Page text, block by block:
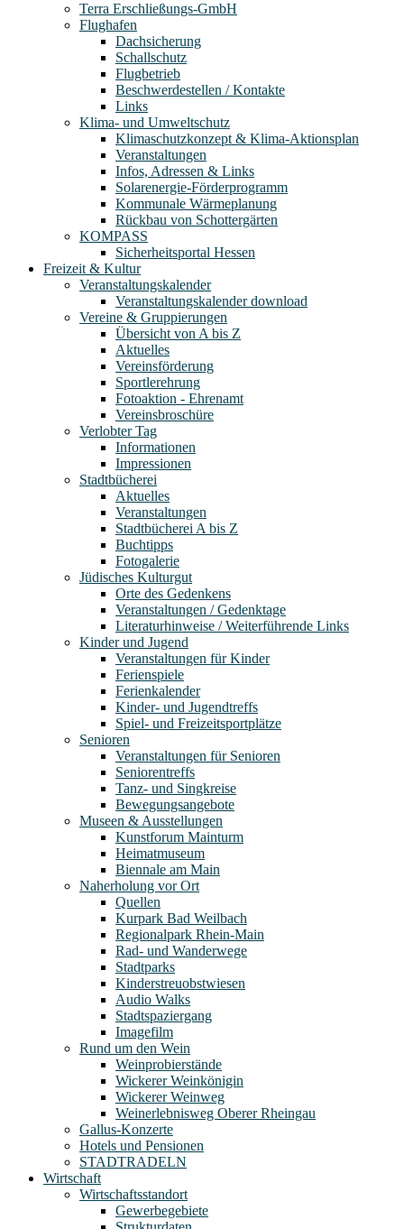
Terra Erschließungs-GmbH
Flughafen
Dachsicherung
Schallschutz
Flugbetrieb
Beschwerdestellen / Kontakte
Links
Klima- und Umweltschutz
Klimaschutzkonzept & Klima-Aktionsplan
Veranstaltungen
Infos, Adressen & Links
Solarenergie-Förderprogramm
Kommunale Wärmeplanung
Rückbau von Schottergärten
KOMPASS
Sicherheitsportal Hessen
Freizeit & Kultur
Veranstaltungskalender
Veranstaltungskalender download
Vereine & Gruppierungen
Übersicht von A bis Z
Aktuelles
Vereinsförderung
Sportlerehrung
Fotoaktion - Ehrenamt
Vereinsbroschüre
Verlobter Tag
Informationen
Impressionen
Stadtbücherei
Aktuelles
Veranstaltungen
Stadtbücherei A bis Z
Buchtipps
Fotogalerie
Jüdisches Kulturgut
Orte des Gedenkens
Veranstaltungen / Gedenktage
Literaturhinweise / Weiterführende Links
Kinder und Jugend
Veranstaltungen für Kinder
Ferienspiele
Ferienkalender
Kinder- und Jugendtreffs
Spiel- und Freizeitsportplätze
Senioren
Veranstaltungen für Senioren
Seniorentreffs
Tanz- und Singkreise
Bewegungsangebote
Museen & Ausstellungen
Kunstforum Mainturm
Heimatmuseum
Biennale am Main
Naherholung vor Ort
Quellen
Kurpark Bad Weilbach
Regionalpark Rhein-Main
Rad- und Wanderwege
Stadtparks
Kinderstreuobstwiesen
Audio Walks
Stadtspaziergang
Imagefilm
Rund um den Wein
Weinprobierstände
Wickerer Weinkönigin
Wickerer Weinweg
Weinerlebnisweg Oberer Rheingau
Gallus-Konzerte
Hotels und Pensionen
STADTRADELN
Wirtschaft
Wirtschaftsstandort
Gewerbegebiete